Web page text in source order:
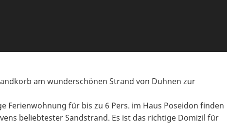
am wunderschönen Strand von Duhnen zur
Ferienwohnung für bis zu 6 Pers. im Haus Poseidon finden
beliebtester Sandstrand. Es ist das richtige Domizil für